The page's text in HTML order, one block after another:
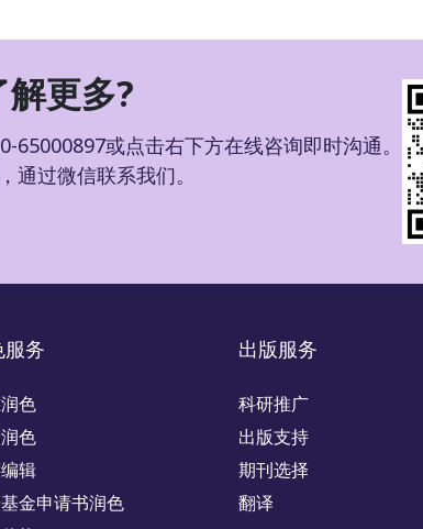
更多?
65000897或点击右下方在线咨询即时沟通。
通过微信联系我们。
务
色
色
辑
金申请书润色
出版服务
科研推广
出版支持
期刊选择
翻译